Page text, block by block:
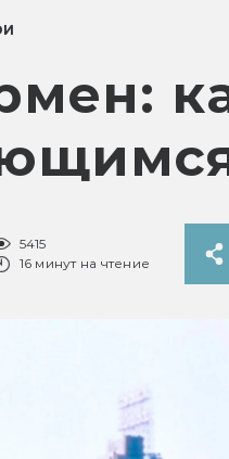
5415
16 минут на чтение